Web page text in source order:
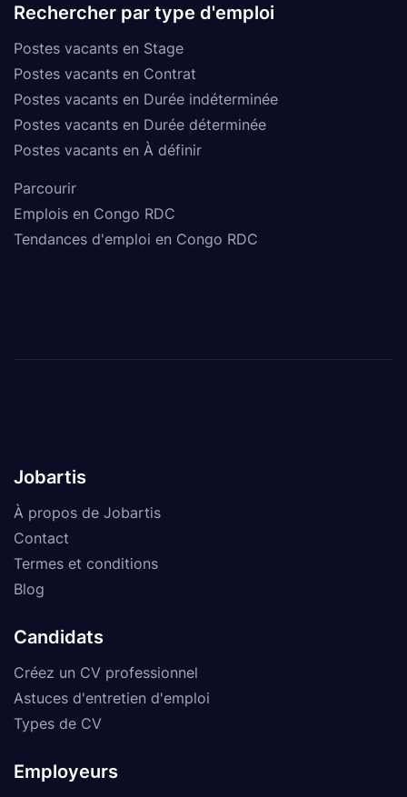
Rechercher par type d'emploi
Postes vacants en Stage
Postes vacants en Contrat
Postes vacants en Durée indéterminée
Postes vacants en Durée déterminée
Postes vacants en À définir
Parcourir
Emplois en Congo RDC
Tendances d'emploi en Congo RDC
Jobartis
À propos de Jobartis
Contact
Termes et conditions
Blog
Candidats
Créez un CV professionnel
Astuces d'entretien d'emploi
Types de CV
Employeurs